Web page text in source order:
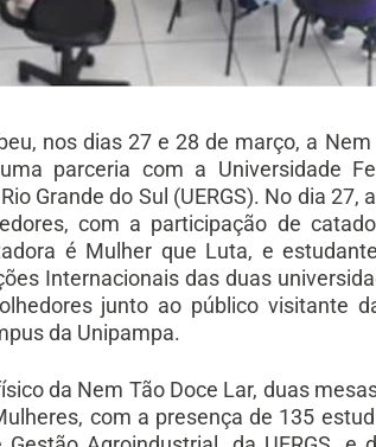
nos dias 27 e 28 de março, a Nem
parceria com a Universidade
Grande do Sul (UERGS). No dia 27,
com a participação de
é Mulher que Luta, e
Internacionais das duas
junto ao público visitante
da Unipampa.
da Nem Tão Doce Lar, duas
com a presença de 135